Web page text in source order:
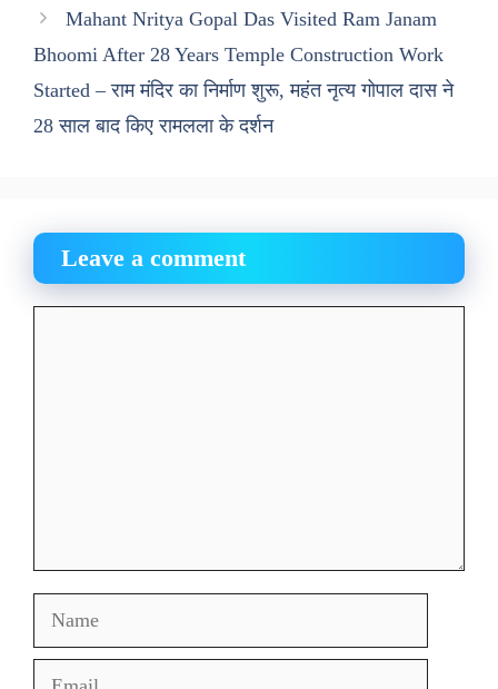
Mahant Nritya Gopal Das Visited Ram Janam
Bhoomi After 28 Years Temple Construction Work
Started – राम मंदिर का निर्माण शुरू, महंत नृत्य गोपाल दास ने
28 साल बाद किए रामलला के दर्शन
Leave a comment
Name
Email